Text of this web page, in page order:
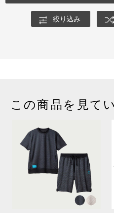
絞り込み
この商品を見て